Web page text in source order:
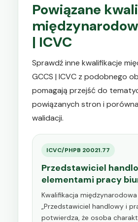
Powiązane
| ICVC
Sprawdź inne kwalifikacje
GCCS | ICVC z podobnego
pomagają przejść do
powiązanych stron i
walidacji.
ICVC/PHPB 20021.77
Przedstawiciel
elementami pracy
Kwalifikacja międzynarodowa
„Przedstawiciel handlowy i
potwierdza, że osoba